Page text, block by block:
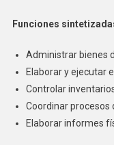
Funciones
Administrar bienes
Elaborar y ejecutar el
Controlar
Coordinar
Elaborar informes